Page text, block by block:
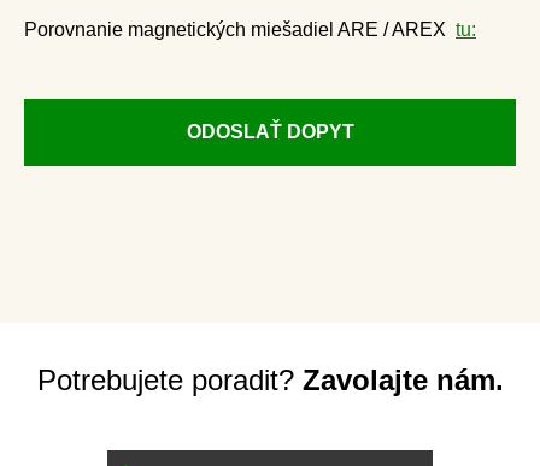
Porovnanie magnetických miešadiel ARE / AREX tu:
ODOSLAŤ DOPYT
Potrebujete poradit? Zavolajte nám.